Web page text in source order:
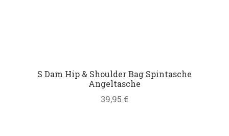
S Dam Hip & Shoulder Bag Spintasche
Angeltasche
39,95 €